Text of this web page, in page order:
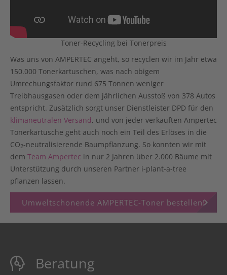
Toner-Recycling bei Tonerpreis
Was uns von AMPERTEC angeht, so recyclen wir im Jahr etwa
150.000 Tonerkartuschen, was nach obigem
Umrechungsfaktor rund 675 Tonnen weniger
Treibhausgasen oder dem jährlichen Ausstoß von 378 Autos
entspricht. Zusätzlich sorgt unser Dienstleister DPD für den
klimaneutralen Versand, und von jeder verkauften Ampertec
Tonerkartusche geht auch noch ein Teil des Erlöses in die
CO2-neutralisierende Baumpflanzung. So konnten wir mit
dem Team Ampertec in nur 2 Jahren über 2.000 Bäume mit
Unterstützung durch unseren Partner i-plant-a-tree
pflanzen lassen.
Umweltschonende AMPERTEC-Toner bestellen!
keyboard_arrow_right
Beratung